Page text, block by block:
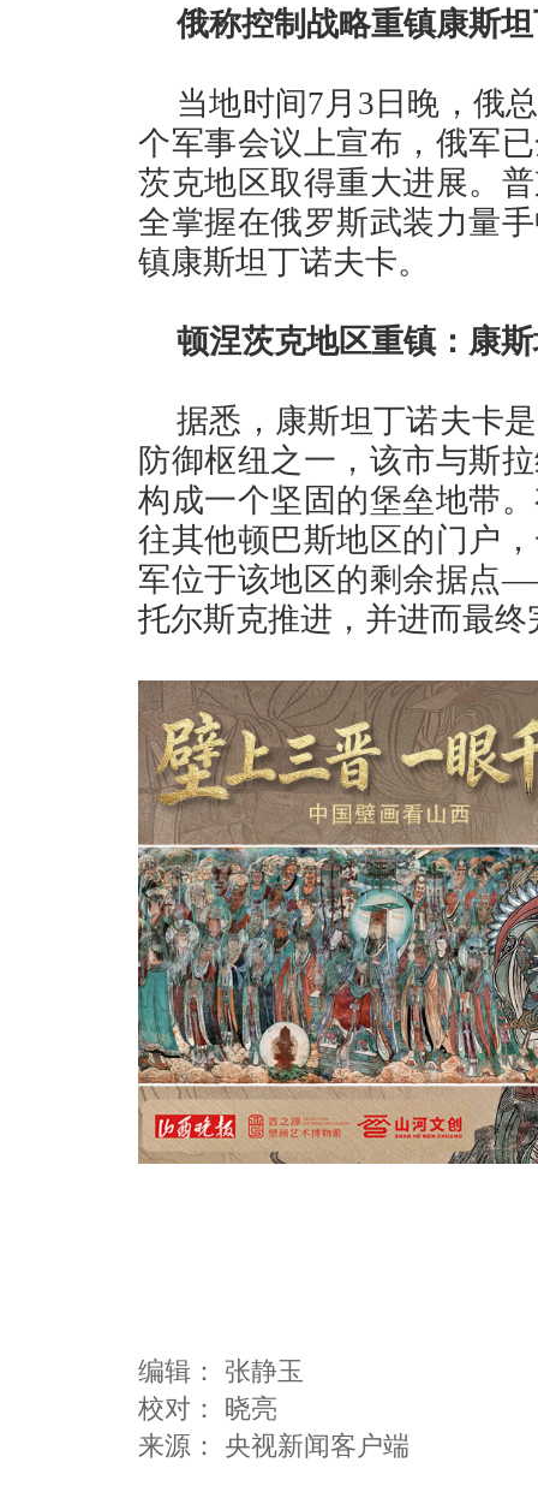
俄称控制战略重镇康斯
当地时间7月3日晚，俄
个军事会议上宣布，俄军
茨克地区取得重大进展。
全掌握在俄罗斯武装力量
镇康斯坦丁诺夫卡。
顿涅茨克地区重镇：康
据悉，康斯坦丁诺夫卡
防御枢纽之一，该市与斯
构成一个坚固的堡垒地带
往其他顿巴斯地区的门户
军位于该地区的剩余据点
托尔斯克推进，并进而最
编辑： 张静玉
校对： 晓亮